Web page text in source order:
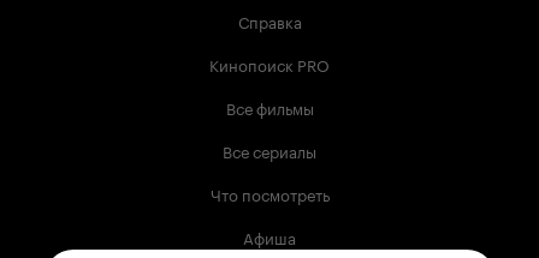
Справка
Кинопоиск PRO
Все фильмы
Все сериалы
Что посмотреть
Афиша